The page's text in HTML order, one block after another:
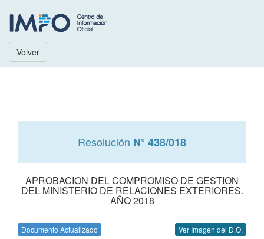
Volver
Resolución N° 438/018
APROBACION DEL COMPROMISO DE GESTION
DEL MINISTERIO DE RELACIONES EXTERIORES.
AÑO 2018
Documento Actualizado Ver Imagen del D.O.